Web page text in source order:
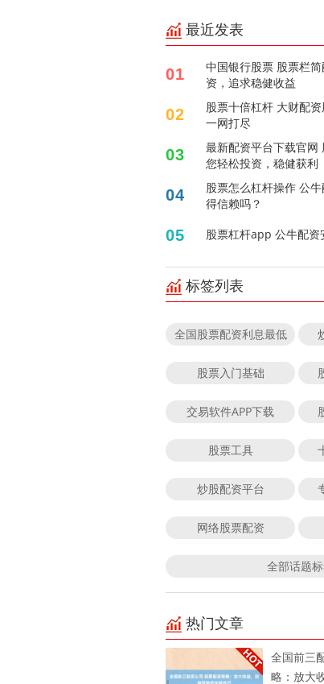
最近发表
01
中国银行股票 股票栏
资，追求稳健收益
02
股票十倍杠杆 大财配
一网打尽
03
最新配资平台下载官网
您轻松投资，稳健获利
04
股票怎么杠杆操作 公
得信赖吗？
05 股票杠杆app 公牛配资
标签列表
全国股票配资利息最低
股票入门基础
交易软件APP下载
股票工具
炒股配资平台
网络股票配资
全部话题
热门文章
全国前三
略：放大